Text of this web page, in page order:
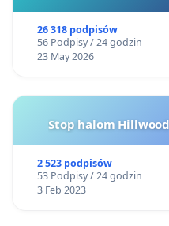
26 318 podpisów
56 Podpisy / 24 godzin
23 May 2026
Stop halom
2 523 podpisów
53 Podpisy / 24 godzin
3 Feb 2023